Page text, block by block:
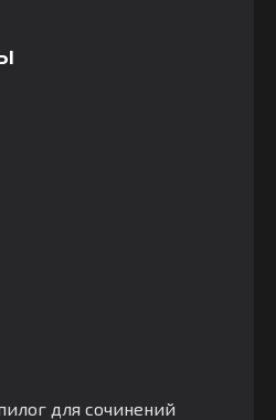
для сочинений